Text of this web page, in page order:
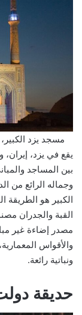
مسجد يزد
يقع في يزد، إيران،
بين المساجد
وجماله الرائع من
الكبير هو الطريقة
القبة والجدران
مصدر إضاءة غير
والأقواس
ونباتية رائعة.
حديقة